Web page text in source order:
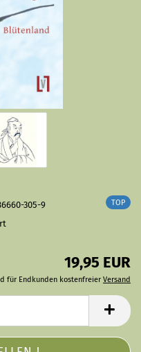
TOP
305-9
19,95 EUR
für Endkunden kostenfreier Versand